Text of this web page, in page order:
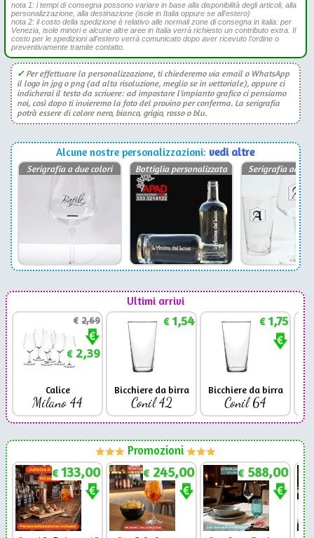
nota 1: i tempi di consegna possono variare in base alla disponibilità degli articoli, alla
personalizzazione, alla destinazione (isole in Italia oppure se all'estero)
nota 2: il costo della spedizione è relativo alle normali zone di consegna in italia: per
Venezia, isole minori e alcune altre aree in Italia verrà richiesto un contributo extra. Il
costo per le spedizioni all'estero verrà comunicato dopo aver ricevuto l'ordine o
preventivamente tramite contatto.
✓Per effettuare la personalizzazione, ti chiederemo via email o WhatsApp
il logo in jpg o png (ad alta risoluzione, meglio se in vettoriale), oppure ci
indicherai il testo da scrivere: ad impostare l'impianto grafico ci pensiamo
noi, così dopo ti invieremo la foto del provino per conferma. La serigrafia
potrà essere di colore nero, bianco, grigio, rosso o blu.
Alcune nostre personalizzazioni: vedi altre
Serigrafia a due colori Bottiglia personalizzata Serigrafia ad un
Ultimi arrivi
€2,69
€2,39
Calice
Milano 44
€1,54
Bicchiere da birra
Conil 42
€1,75
Bicchiere da birra
Conil 64
Promozioni
€ 133,00 € 245,00 € 588,00